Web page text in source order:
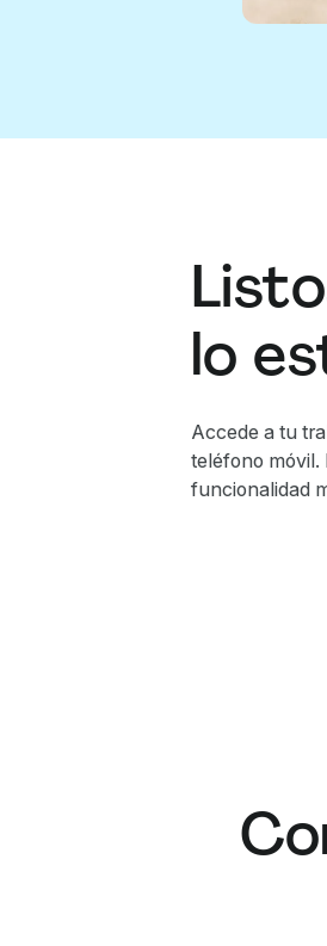
lo
Accede a tu
teléfono móvil.
funcionalidad